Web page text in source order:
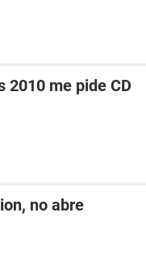
2010 me pide CD
no abre